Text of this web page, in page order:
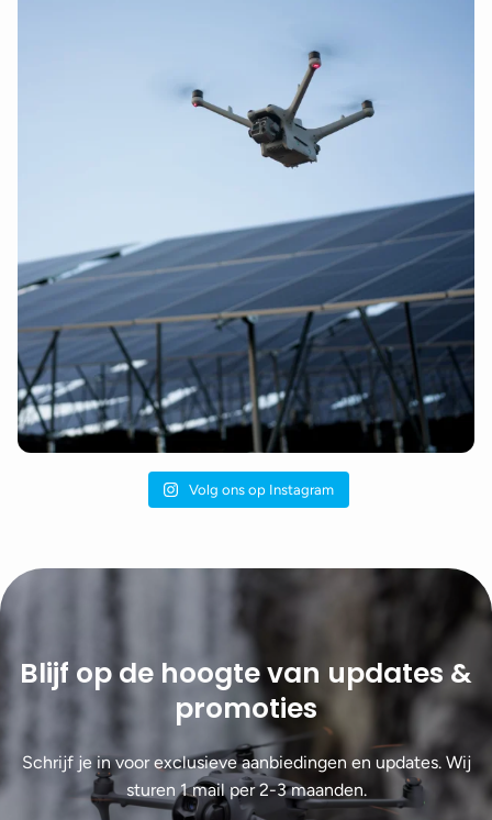
Volg ons op Instagram
Blijf op de hoogte van updates &
promoties
Schrijf je in voor exclusieve aanbiedingen en updates. Wij
sturen 1 mail per 2-3 maanden.